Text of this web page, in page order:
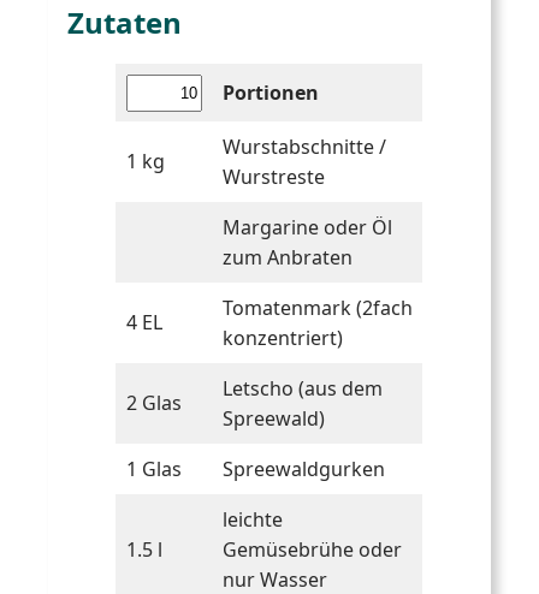
Zutaten
Portionen
1 kg
Wurstabschnitte /
Wurstreste
Margarine oder Öl
zum Anbraten
4 EL
Tomatenmark (2fach
konzentriert)
2 Glas
Letscho (aus dem
Spreewald)
1 Glas Spreewaldgurken
1.5 l
leichte
Gemüsebrühe oder
nur Wasser